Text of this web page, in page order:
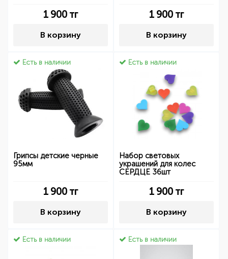
1 900 тг
В корзину
1 900 тг
В корзину
Есть в наличии
Грипсы детские черные
95мм
1 900 тг
В корзину
Есть в наличии
Набор световых
украшений для колес
СЕРДЦЕ 36шт
1 900 тг
В корзину
Есть в наличии Есть в наличии